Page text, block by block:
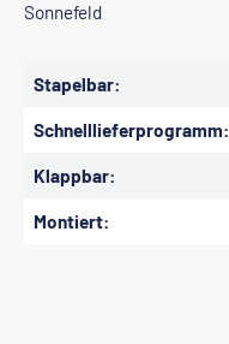
Sonnefeld
Stapelbar:
Schnelllieferprogramm:
Klappbar:
Montiert: